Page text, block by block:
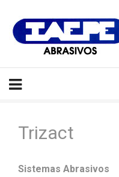
IAEPE
Trizact
Sistemas Abrasivos